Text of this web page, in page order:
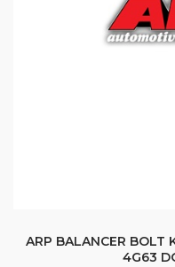
ARP BALANCER BOLT
4G63